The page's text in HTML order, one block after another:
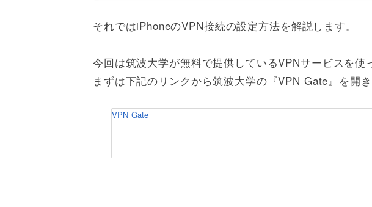
それではiPhoneのVPN接続の設定方法を解説します。
今回は筑波大学が無料で提供しているVPNサービスを使
まずは下記のリンクから筑波大学の『VPN Gate』を開き
VPN Gate